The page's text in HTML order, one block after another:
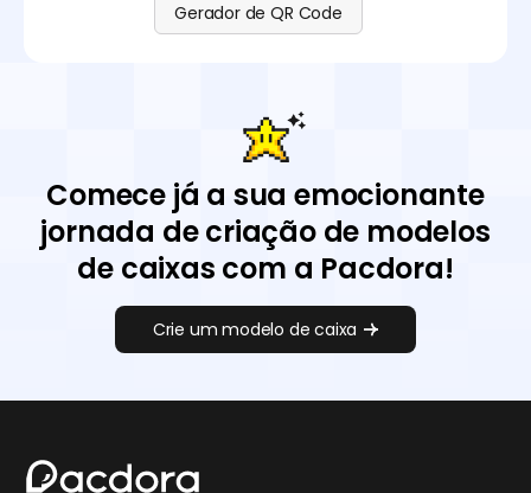
Gerador de QR Code
Comece já a sua emocionante
jornada de criação de modelos
de caixas com a Pacdora!
Crie um modelo de caixa